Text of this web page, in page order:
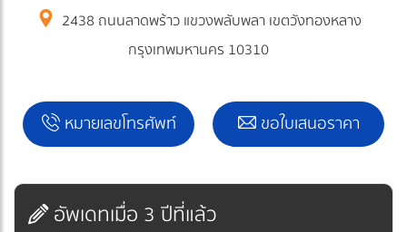
2438 ถนนลาดพร้าว แขวงพลับพลา เขตวังทองหลาง
กรุงเทพมหานคร 10310
หมายเลขโทรศัพท์ ขอใบเสนอราคา
อัพเดทเมื่อ 3 ปีที่แล้ว